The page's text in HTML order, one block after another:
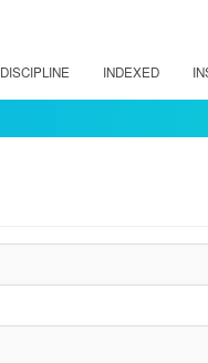
DISCIPLINE INDEXED